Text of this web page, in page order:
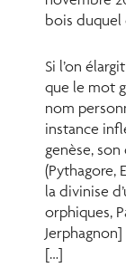
bois duquel
Si l’on
que le mot
nom
instance
genèse,
(Pythagore,
la divinise
orphiques,
Jerphagnon]
[…]